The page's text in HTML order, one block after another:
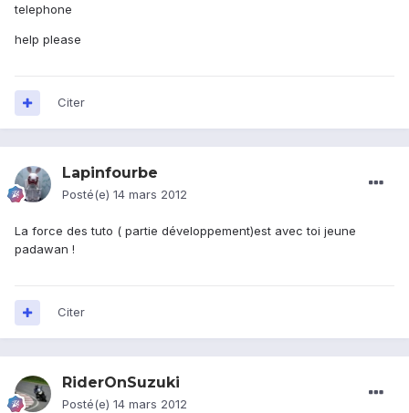
telephone
help please
Citer
Lapinfourbe
Posté(e) 14 mars 2012
La force des tuto ( partie développement)est avec toi jeune
padawan !
Citer
RiderOnSuzuki
Posté(e) 14 mars 2012